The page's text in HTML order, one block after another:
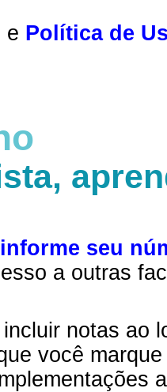
e Política de
informe seu
a outras
notas ao
você